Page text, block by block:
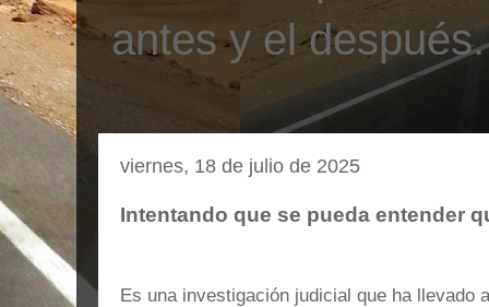
antes y el después.
viernes, 18 de julio de 2025
Intentando que se pueda entender
Es una investigación judicial que ha llevado